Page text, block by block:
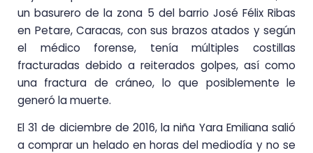
un basurero de la zona 5 del barrio José Félix Ribas
en Petare, Caracas, con sus brazos atados y según
el médico forense, tenía múltiples costillas
fracturadas debido a reiterados golpes, así como
una fractura de cráneo, lo que posiblemente le
generó la muerte.
El 31 de diciembre de 2016, la niña Yara Emiliana salió
a comprar un helado en horas del mediodía y no se